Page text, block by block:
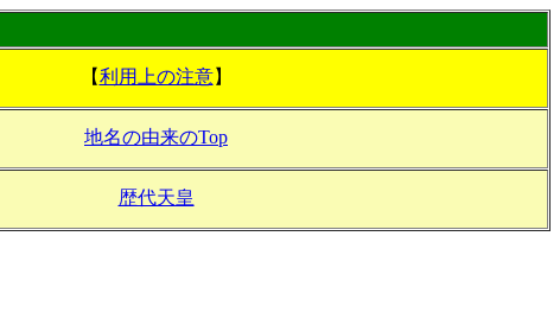
【利用上の注意】
地名の由来のTop
歴代天皇